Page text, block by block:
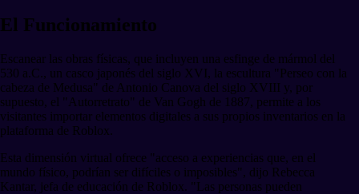
El Funcionamiento
Escanear las obras físicas, que incluyen una esfinge de mármol del
530 a.C., un casco japonés del siglo XVI, la escultura "Perseo con la
cabeza de Medusa" de Antonio Canova del siglo XVIII y, por
supuesto, el "Autorretrato" de Van Gogh de 1887, permite a los
visitantes importar elementos digitales a sus propios inventarios en la
plataforma de Roblox.
Esta dimensión virtual ofrece "acceso a experiencias que, en el
mundo físico, podrían ser difíciles o imposibles", dijo Rebecca
Kantar, jefa de educación de Roblox. "Las personas pueden